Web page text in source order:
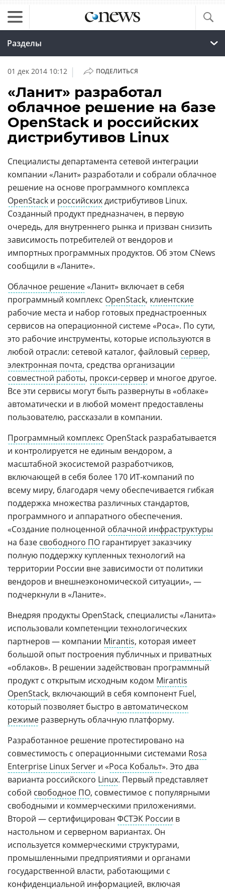
Разделы
01 дек 2014 10:12 | ПОДЕЛИТЬСЯ
«Ланит» разработал
облачное решение на базе
OpenStack и российских
дистрибутивов Linux
Специалисты департамента сетевой интеграции
компании «Ланит» разработали и собрали облачное
решение на основе программного комплекса
OpenStack и российскихдистрибутивов Linux.
Созданный продукт предназначен, в первую
очередь, для внутреннего рынка и призван снизить
зависимость потребителей от вендоров и
импортных программных продуктов. Об этом CNews
сообщили в «Ланите».
Облачное решение «Ланит» включает в себя
программный комплекс OpenStack, клиентские
рабочие места и набор готовых преднастроенных
сервисов на операционной системе «Роса». По сути,
это рабочие инструменты, которые используются в
любой отрасли: сетевой каталог, файловый сервер,
электронная почта, средства организации
совместной работы, прокси-сервер и многое другое.
Все эти сервисы могут быть развернуты в «облаке»
автоматически и в любой момент предоставлены
пользователю, рассказали в компании.
Программный комплекс OpenStack разрабатывается
и контролируется не единым вендором, а
масштабной экосистемой разработчиков,
включающей в себя более 170 ИТ-компаний по
всему миру, благодаря чему обеспечивается гибкая
поддержка множества различных стандартов,
программного и аппаратного обеспечения.
«Создание полноценной облачной инфраструктуры
на базе свободного ПО гарантирует заказчику
полную поддержку купленных технологий на
территории России вне зависимости от политики
вендоров и внешнеэкономической ситуации», —
подчеркнули в «Ланите».
Внедряя продукты OpenStack, специалисты «Ланита»
использовали компетенции технологических
партнеров — компании Mirantis, которая имеет
большой опыт построения публичных и приватных
«облаков». В решении задействован программный
продукт с открытым исходным кодом Mirantis
OpenStack, включающий в себя компонент Fuel,
который позволяет быстро в автоматическом
режиме развернуть облачную платформу.
Разработанное решение протестировано на
совместимость с операционными системами Rosa
Enterprise Linux Server и «Роса Кобальт». Это два
варианта российского Linux. Первый представляет
собой свободное ПО, совместимое с популярными
свободными и коммерческими приложениями.
Второй — сертифицирован ФСТЭК России в
настольном и серверном вариантах. Он
используется коммерческими структурами,
промышленными предприятиями и органами
государственной власти, работающими с
конфиденциальной информацией, включая